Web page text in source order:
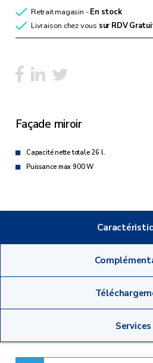
Retrait magasin -En stock
Livraison chez vous sur RDV
Façade miroir
Capacité nette totale 26 l.
Puissance max 900 W
Services